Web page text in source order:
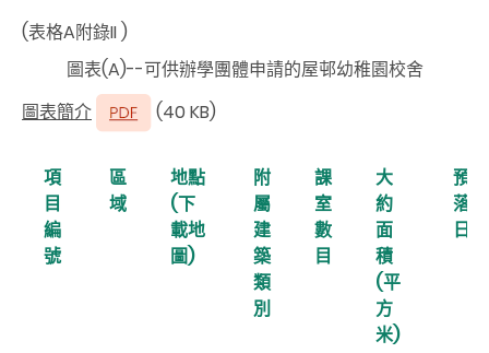
(表格A附錄II )
圖表(A)--可供辦學團體申請的屋邨幼稚園校舍
圖表簡介
(40 KB)
項
目
編
號
區
域
地點
(下
載地
圖)
附
屬
建
築
類
別
課
室
數
目
大
約
面
積
(平
方
米)
預計
落成
日期